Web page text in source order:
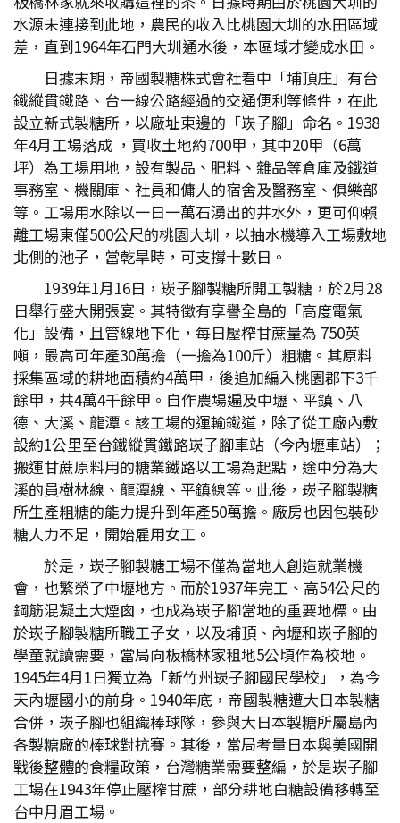
水源未連接到此地，農民的收入比桃園大圳的水田區域
差，直到1964年石門大圳通水後，本區域才變成水田。
日據末期，帝國製糖株式會社看中「埔頂庄」有台
鐵縱貫鐵路、台一線公路經過的交通便利等條件，在此
設立新式製糖所，以廠址東邊的「崁子腳」命名。1938
年4月工場落成 ，買收土地約700甲，其中20甲（6萬
坪）為工場用地，設有製品、肥料、雜品等倉庫及鐵道
事務室、機關庫、社員和傭人的宿舍及醫務室、俱樂部
等。工場用水除以一日一萬石湧出的井水外，更可仰賴
離工場東僅500公尺的桃園大圳，以抽水機導入工場敷地
北側的池子，當乾旱時，可支撐十數日。
1939年1月16日，崁子腳製糖所開工製糖，於2月28
日舉行盛大開張宴。其特徵有享譽全島的「高度電氣
化」設備，且管線地下化，每日壓榨甘蔗量為 750英
噸，最高可年產30萬擔（一擔為100斤）粗糖。其原料
採集區域的耕地面積約4萬甲，後追加編入桃園郡下3千
餘甲，共4萬4千餘甲。自作農場遍及中壢、平鎮、八
德、大溪、龍潭。該工場的運輸鐵道，除了從工廠內敷
設約1公里至台鐵縱貫鐵路崁子腳車站（今內壢車站）；
搬運甘蔗原料用的糖業鐵路以工場為起點，途中分為大
溪的員樹林線、龍潭線、平鎮線等。此後，崁子腳製糖
所生產粗糖的能力提升到年產50萬擔。廠房也因包裝砂
糖人力不足，開始雇用女工。
於是，崁子腳製糖工場不僅為當地人創造就業機
會，也繁榮了中壢地方。而於1937年完工、高54公尺的
鋼筋混凝土大煙囪，也成為崁子腳當地的重要地標。由
於崁子腳製糖所職工子女，以及埔頂、內壢和崁子腳的
學童就讀需要，當局向板橋林家租地5公頃作為校地。
1945年4月1日獨立為「新竹州崁子腳國民學校」，為今
天內壢國小的前身。1940年底，帝國製糖遭大日本製糖
合併，崁子腳也組織棒球隊，參與大日本製糖所屬島內
各製糖廠的棒球對抗賽。其後，當局考量日本與美國開
戰後整體的食糧政策，台灣糖業需要整編，於是崁子腳
工場在1943年停止壓榨甘蔗，部分耕地白糖設備移轉至
台中月眉工場。